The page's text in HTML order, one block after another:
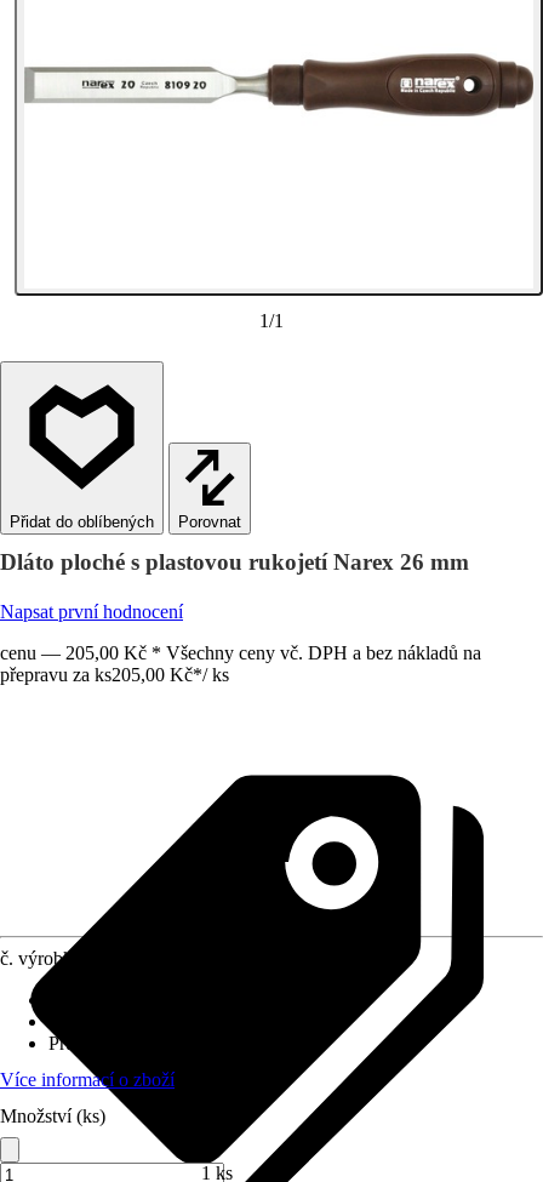
1/1
Porovnat
Dláto ploché s plastovou rukojetí Narex 26 mm
Napsat první hodnocení
cenu — 205,00 Kč * Všechny ceny vč. DPH a bez nákladů na
přepravu za ks205,00 Kč*/ ks
č. výrobku
Průměr (od - do)
Více informací o zboží
Množství (ks)
1 ks